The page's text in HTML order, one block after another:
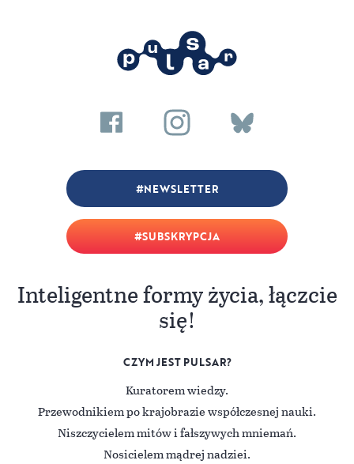
SUBSKRYPCJA
NEWSLETTER
Inteligentne formy życia, łączcie
się!
CZYM JEST PULSAR?
Kuratorem wiedzy.
Przewodnikiem po krajobrazie współczesnej nauki.
Niszczycielem mitów i fałszywych mniemań.
Nosicielem mądrej nadziei.